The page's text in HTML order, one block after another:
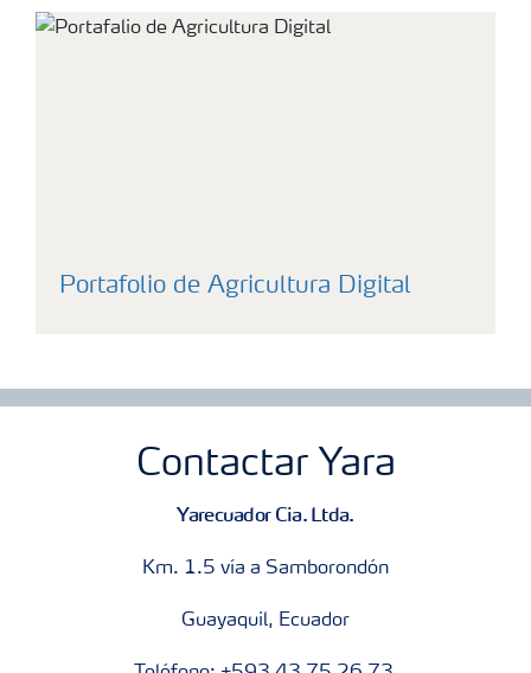
Portafolio de Agricultura Digital
Contactar Yara
Yarecuador Cia. Ltda.
Km. 1.5 vía a Samborondón
Guayaquil, Ecuador